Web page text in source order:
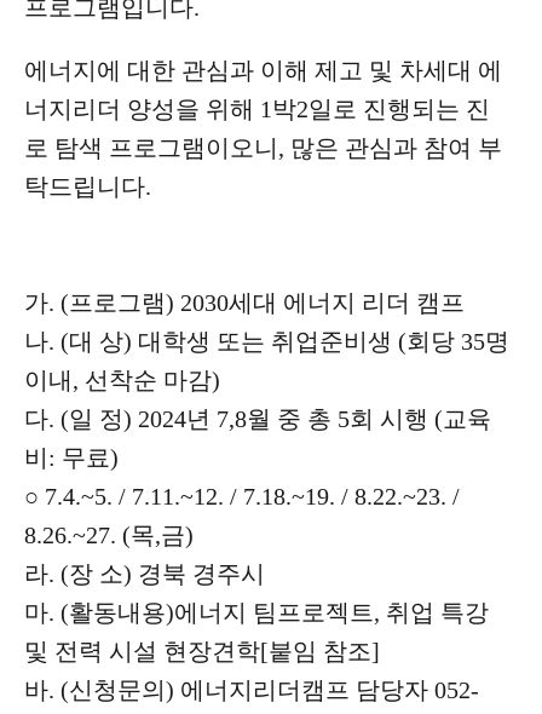
프로그램입니다.
에너지에 대한 관심과 이해 제고 및 차세대 에
너지리더 양성을 위해 1박2일로 진행되는 진
로 탐색 프로그램이오니, 많은 관심과 참여 부
탁드립니다.
가. (프로그램) 2030세대 에너지 리더 캠프
나. (대 상) 대학생 또는 취업준비생 (회당 35명
이내, 선착순 마감)
다. (일 정) 2024년 7,8월 중 총 5회 시행 (교육
비: 무료)
○ 7.4.~5. / 7.11.~12. / 7.18.~19. / 8.22.~23. /
8.26.~27. (목,금)
라. (장 소) 경북 경주시
마. (활동내용)에너지 팀프로젝트, 취업 특강
및 전력 시설 현장견학[붙임 참조]
바. (신청문의) 에너지리더캠프 담당자 052-